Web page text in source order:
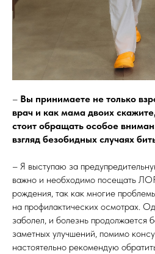
– Вы принимаете не только
врач и как мама двоих
стоит обращать особое
взгляд безобидных случаях
– Я выступаю за
важно и необходимо посещать
рождения, так как многие
на профилактических осмотрах.
заболел, и болезнь продолжается
заметных улучшений, помимо
настоятельно рекомендую